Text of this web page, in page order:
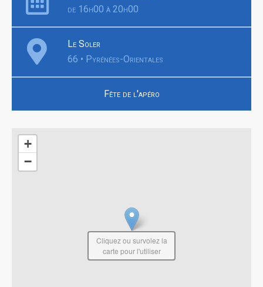
de 16h00 à 20h00
Le Soler
66 • Pyrénées-Orientales
Fête de l'apéro
+
−
Cliquez ou survolez la
carte pour l'utiliser